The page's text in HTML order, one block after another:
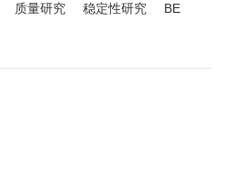
质量研究 稳定性研究
BE